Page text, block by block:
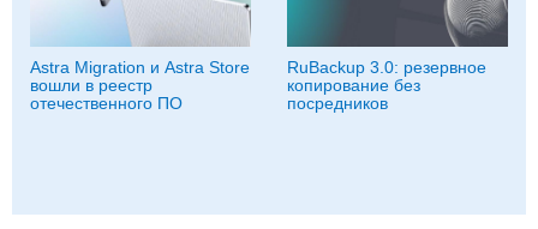
Astra Migration и Astra Store
вошли в реестр
отечественного ПО
RuBackup 3.0: резервное
копирование без
посредников